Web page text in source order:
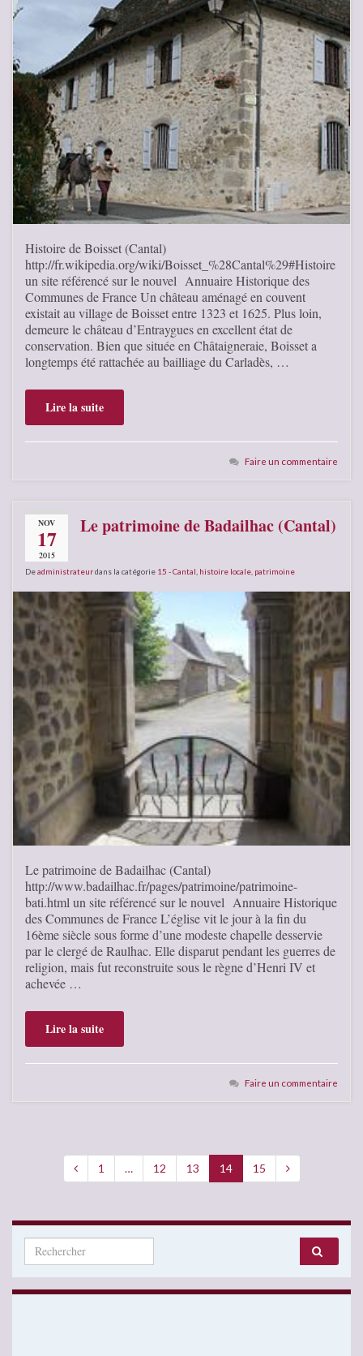
Histoire de Boisset (Cantal)
http://fr.wikipedia.org/wiki/Boisset_%28Cantal%29#Histoire
un site référencé sur le nouvel Annuaire Historique des
Communes de France Un château aménagé en couvent
existait au village de Boisset entre 1323 et 1625. Plus loin,
demeure le château d’Entraygues en excellent état de
conservation. Bien que située en Châtaigneraie, Boisset a
longtemps été rattachée au bailliage du Carladès, …
Lire la suite
Faire un commentaire
NOV
17
2015
Le patrimoine de Badailhac (Cantal)
Deadministrateurdans la catégorie 15 - Cantal histoire locale patrimoine
Le patrimoine de Badailhac (Cantal)
http://www.badailhac.fr/pages/patrimoine/patrimoine-
bati.html un site référencé sur le nouvel Annuaire Historique
des Communes de France L’église vit le jour à la fin du
16ème siècle sous forme d’une modeste chapelle desservie
par le clergé de Raulhac. Elle disparut pendant les guerres de
religion, mais fut reconstruite sous le règne d’Henri IV et
achevée …
Lire la suite
Faire un commentaire
1 … 12 13 14 15
Search for: